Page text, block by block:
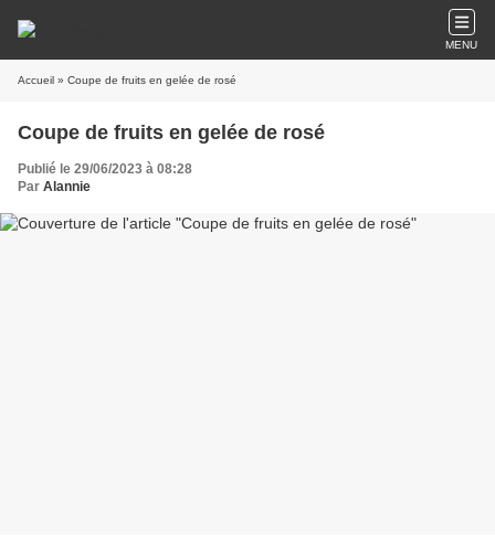
MENU
Accueil » Coupe de fruits en gelée de rosé
Coupe de fruits en gelée de rosé
Publié le 29/06/2023 à 08:28
Par Alannie